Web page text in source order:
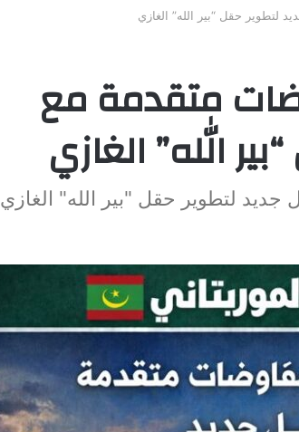
حقل “بير الله” الغازي
متقدمة مع
الله” الغازي
لتطوير حقل "بير الله" الغازي